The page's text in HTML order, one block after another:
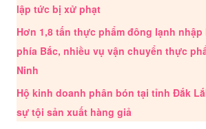
lập tức bị xử phạt
Hơn 1,8 tấn thực phẩm đông lạnh
phía Bắc, nhiều vụ vận chuyển thực
Ninh
Hộ kinh doanh phân bón tại tỉnh Đắk
sự tội sản xuất hàng giả